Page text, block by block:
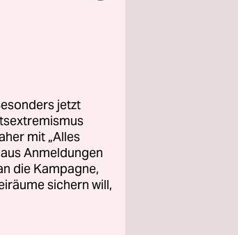
jetzt
mit „Alles
Anmeldungen
die Kampagne,
sichern will,